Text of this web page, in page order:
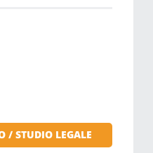
/ STUDIO LEGALE